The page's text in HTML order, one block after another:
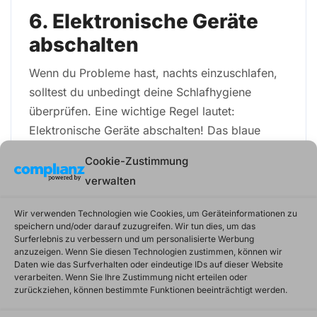
Cookie-Zustimmung
verwalten
Wir verwenden Technologien wie Cookies, um Geräteinformationen zu
speichern und/oder darauf zuzugreifen. Wir tun dies, um das
Surferlebnis zu verbessern und um personalisierte Werbung
anzuzeigen. Wenn Sie diesen Technologien zustimmen, können wir
Daten wie das Surfverhalten oder eindeutige IDs auf dieser Website
verarbeiten. Wenn Sie Ihre Zustimmung nicht erteilen oder
zurückziehen, können bestimmte Funktionen beeinträchtigt werden.
6. Elektronische Geräte
abschalten
Wenn du Probleme hast, nachts einzuschlafen,
solltest du unbedingt deine Schlafhygiene
überprüfen. Eine wichtige Regel lautet:
Elektronische Geräte abschalten! Das blaue
beeinflusst unseren Schlaf-Wach-Rhythmus und
kann dazu führen, dass wir uns abends wach
Um dem entgegenzuwirken, solltest du
mindestens eine Stunde vor dem Zubettgehen
alle elektronischen Geräte ausschalten.